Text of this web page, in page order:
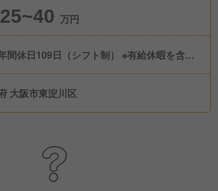
25~40 万円
間休日109日（シフト制） ※有給休暇を含め
ることや、連休も可能です。 【有給休
日 入社日に5日付与、半年後に5日付与（計
公務休暇など） ・母性健康管理のための休
前産後休暇 ・育児休暇 ・子の看護のための
家族の介護のための休暇 ・生理休暇 ・年末
大阪市東淀川区